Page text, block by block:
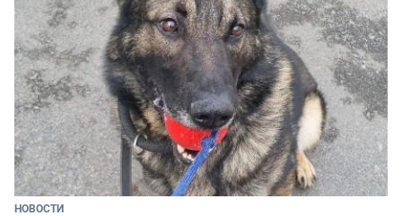
НОВОСТИ